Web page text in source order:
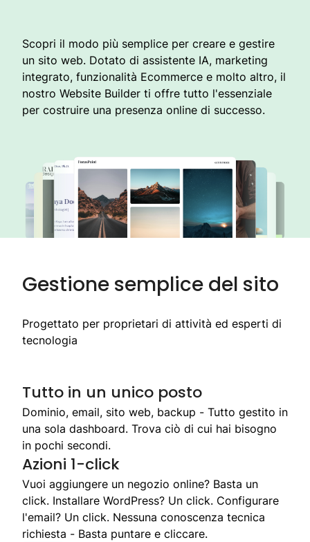
Scopri il modo più semplice per creare e gestire
un sito web. Dotato di assistente IA, marketing
integrato, funzionalità Ecommerce e molto altro, il
nostro Website Builder ti offre tutto l'essenziale
per costruire una presenza online di successo.
Gestione semplice del sito
Progettato per proprietari di attività ed esperti di
tecnologia
Tutto in un unico posto
Dominio, email, sito web, backup - Tutto gestito in
una sola dashboard. Trova ciò di cui hai bisogno
in pochi secondi.
Azioni 1-click
Vuoi aggiungere un negozio online? Basta un
click. Installare WordPress? Un click. Configurare
l'email? Un click. Nessuna conoscenza tecnica
richiesta - Basta puntare e cliccare.